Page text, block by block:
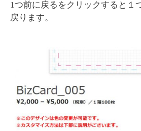
1つ前に戻るをクリックすると１
戻ります。